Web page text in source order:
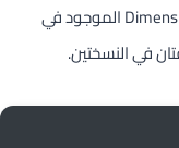
Snapdragon 7 Gen 4 أقوى من Dimensity 7300 Max الموجود في
في النسختين.